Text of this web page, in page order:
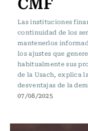
Las instituciones
continuidad de los
mantenerlos
los ajustes que
habitualmente sus
de la Usach, explica
desventajas de la
07/08/2025